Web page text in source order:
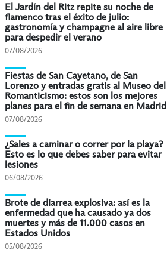
El Jardín del Ritz repite su noche de
flamenco tras el éxito de julio:
gastronomía y champagne al aire libre
para despedir el verano
07/08/2026
Fiestas de San Cayetano, de San
Lorenzo y entradas gratis al Museo del
Romanticismo: estos son los mejores
planes para el fin de semana en Madrid
07/08/2026
¿Sales a caminar o correr por la playa?
Esto es lo que debes saber para evitar
lesiones
06/08/2026
Brote de diarrea explosiva: así es la
enfermedad que ha causado ya dos
muertes y más de 11.000 casos en
Estados Unidos
05/08/2026